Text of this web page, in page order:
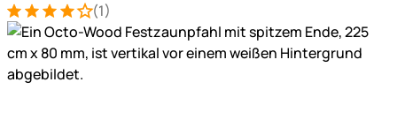
Bewertung: 4 von 5 (1 Bewertungen)
1 Bewertung(1)
Produktgalerie